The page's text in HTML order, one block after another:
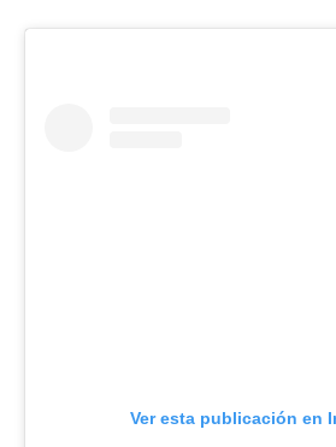
Ver esta publicación en